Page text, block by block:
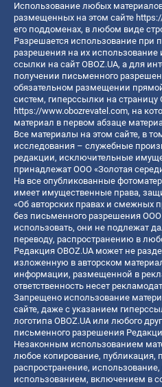
Использование любых
размещенных на этом сайте
его поддоменах, в любом виде
Разрешается использование при
разрешения на их использование
ссылки на сайт OBOZ.UA, а для
получении письменного
обязательном размещении
систем, гиперссылки на страницу
https://www.obozrevatel.com, на
материал в первом абзаце
Все материалы на этом сайте, в
исследования – служебные
редакции, исключительные
принадлежат ООО «Золотая
На все опубликованные
имеет имущественные права,
«Об авторских правах и смежных
без письменного разрешения ООО
использовать, они не подлежат
переводу, распространению в
Редакция OBOZ.UA может не
изложенную в авторском
информации, размещенной в
ответственность несет
Запрещено использование
сайте, даже с указанием
логотипа OBOZ.UA или любого
письменного разрешения
Незаконным использованием
любое копирование, публикация,
распространение, использование,
использованием, включением в